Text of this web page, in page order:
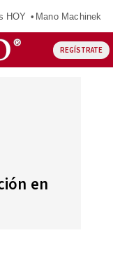
HOY Mano Machinek
REGÍSTRATE
en